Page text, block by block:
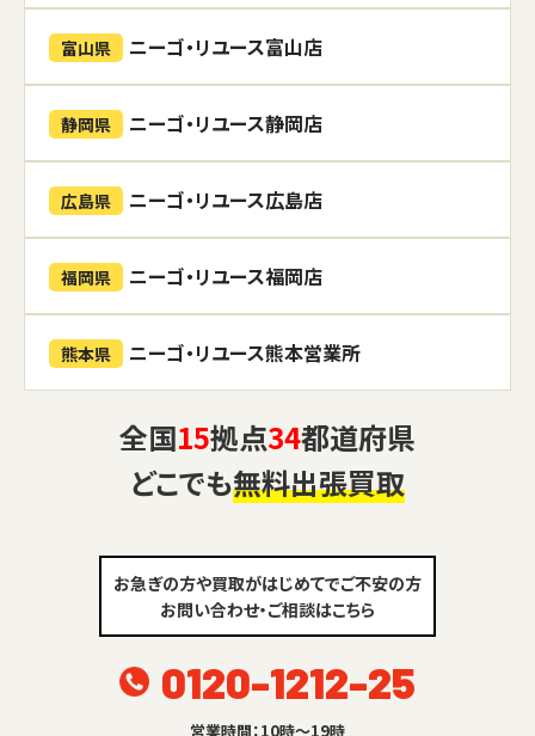
富山県 ニーゴ・リユース富山店
静岡県 ニーゴ・リユース静岡店
広島県 ニーゴ・リユース広島店
福岡県 ニーゴ・リユース福岡店
熊本県 ニーゴ・リユース熊本営業所
全国15拠点34都道府県
どこでも無料出張買取
お急ぎの方や買取がはじめてでご不安の方
お問い合わせ・ご相談はこちら
0120-1212-25
営業時間：10時～19時